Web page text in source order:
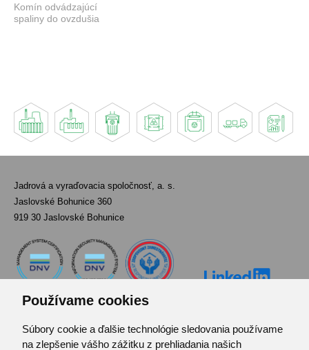
Používame cookies
Súbory cookie a ďalšie technológie sledovania používame
na zlepšenie vášho zážitku z prehliadania našich
Komín odvádzajúcí
spaliny do ovzdušia
Jadrová a vyraďovacia spoločnosť, a. s.
Jaslovské Bohunice 360
919 30 Jaslovské Bohunice
Kontakt
Pozvánka do infocentra